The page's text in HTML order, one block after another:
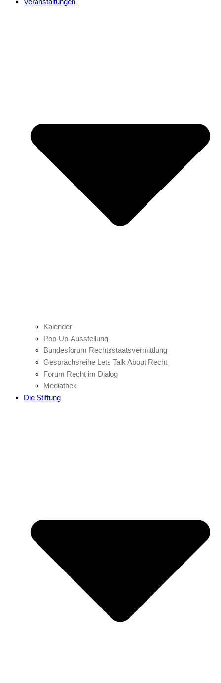
Veranstaltungen
Kalender
Pop-Up-Ausstellung
Bundesforum Rechtsstaatsvermittlung
Gesprächsreihe Lets Talk About Recht
Forum Recht im Dialog
Mediathek
Die Stiftung